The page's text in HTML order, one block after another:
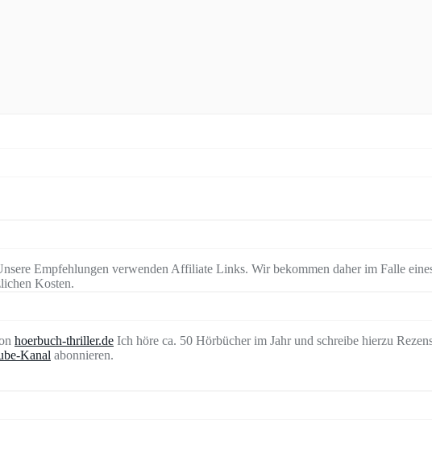
Empfehlungen verwenden Affiliate Links. Wir bekommen daher im Falle
Kosten.
hoerbuch-thriller.de Ich höre ca. 50 Hörbücher im Jahr und schreibe hierzu
Kanal abonnieren.